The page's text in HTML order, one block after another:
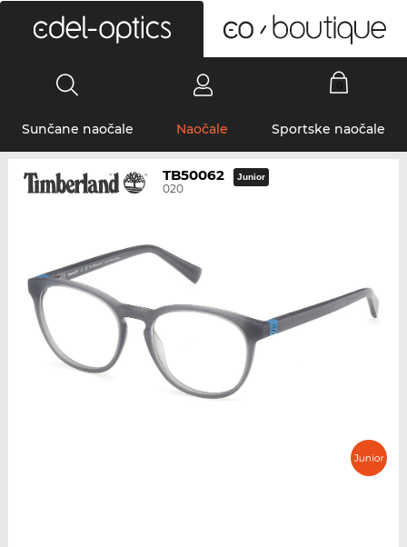
Sunčane naočale Naočale Sportske naočale
TB50062
020
Junior